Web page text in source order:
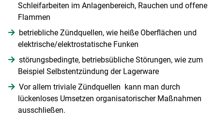
Schleifarbeiten im Anlagenbereich, Rauchen und offene
Flammen
betriebliche Zündquellen, wie heiße Oberflächen und
elektrische/elektrostatische Funken
störungsbedingte, betriebsübliche Störungen, wie zum
Beispiel Selbstentzündung der Lagerware
Vor allem triviale Zündquellen kann man durch
lückenloses Umsetzen organisatorischer Maßnahmen
ausschließen.